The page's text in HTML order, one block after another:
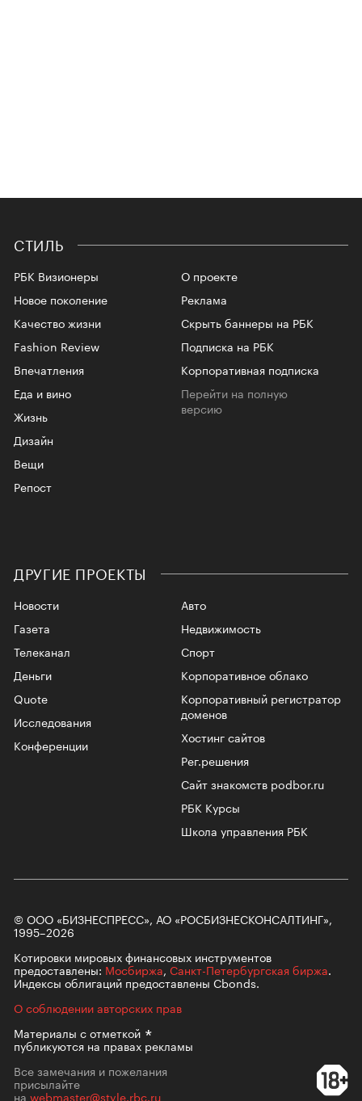
СТИЛЬ
РБК Визионеры
Новое поколение
Качество жизни
Fashion Review
Впечатления
Еда и вино
Жизнь
Дизайн
Вещи
Репост
О проекте
Реклама
Скрыть баннеры на РБК
Подписка на РБК
Корпоративная подписка
Перейти на полную
версию
ДРУГИЕ ПРОЕКТЫ
Новости
Газета
Телеканал
Авто
Недвижимость
Спорт
Корпоративное облако
Корпоративный регистратор
доменов
Хостинг сайтов
Рег.решения
Сайт знакомств podbor.ru
РБК Курсы
Школа управления РБК
Деньги
Quote
Исследования
Конференции
© ООО «БИЗНЕСПРЕСС», АО «РОСБИЗНЕСКОНСАЛТИНГ»,
1995–2026
Котировки мировых финансовых инструментов
предоставлены: Мосбиржа, Санкт-Петербургская биржа.
Индексы облигаций предоставлены Cbonds.
О соблюдении авторских прав
Материалы сотметкой
публикуются на правах рекламы
Все замечания и пожелания
присылайте
на webmaster@style.rbc.ru